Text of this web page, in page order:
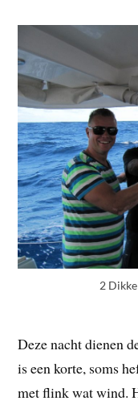
2
Deze nacht dienen
is een korte, soms
met flink wat wind.